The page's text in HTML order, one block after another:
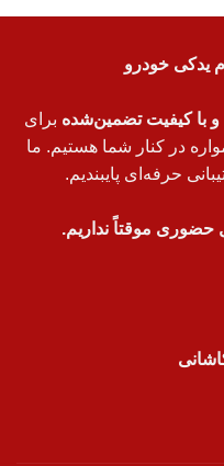
یدکی خودرو
و با کیفیت تضمین‌شده برای
در کنار شما هستیم. ما
حرفه‌ای پایبندیم.
حضوری موقتاً نداریم.